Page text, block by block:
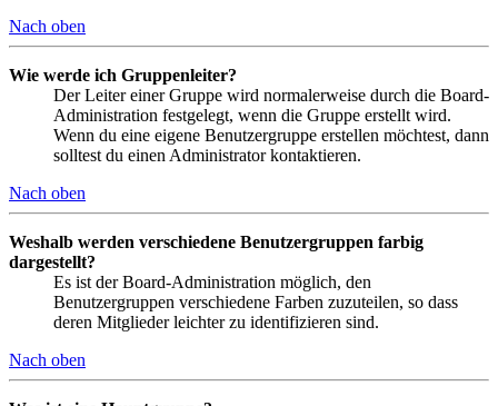
Nach oben
Wie werde ich Gruppenleiter?
Der Leiter einer Gruppe wird normalerweise durch die Board-
Administration festgelegt, wenn die Gruppe erstellt wird.
Wenn du eine eigene Benutzergruppe erstellen möchtest, dann
solltest du einen Administrator kontaktieren.
Nach oben
Weshalb werden verschiedene Benutzergruppen farbig
dargestellt?
Es ist der Board-Administration möglich, den
Benutzergruppen verschiedene Farben zuzuteilen, so dass
deren Mitglieder leichter zu identifizieren sind.
Nach oben